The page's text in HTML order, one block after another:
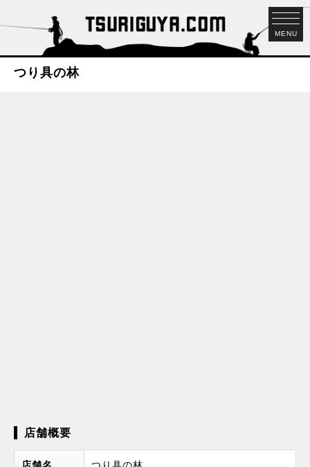
MENU
つり具の林
店舗概要